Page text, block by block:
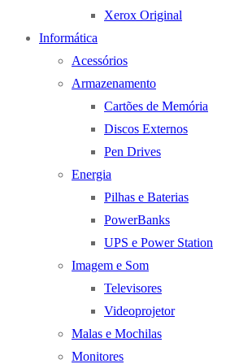
Xerox Original
Informática
Acessórios
Armazenamento
Cartões de Memória
Discos Externos
Pen Drives
Energia
Pilhas e Baterias
PowerBanks
UPS e Power Station
Imagem e Som
Televisores
Videoprojetor
Malas e Mochilas
Monitores